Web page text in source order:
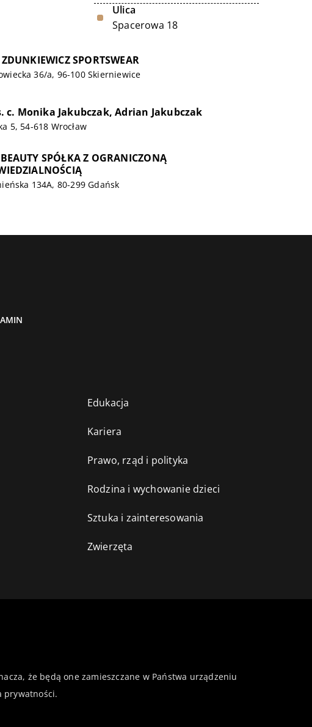
Ulica
Spacerowa 18
SPORTSWEAR
36/a, 96-100 Skierniewice
c. Monika Jakubczak, Adrian Jakubczak
5, 54-618 Wrocław
SPÓŁKA Z OGRANICZONĄ
134A, 80-299 Gdańsk
Edukacja
Kariera
Prawo, rząd i polityka
Rodzina i wychowanie dzieci
Sztuka i zainteresowania
Zwierzęta
że będą one zamieszczane w Państwa urządzeniu
prywatności.